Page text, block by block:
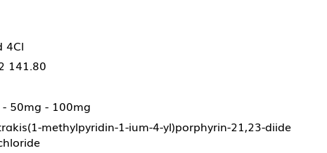
4Cl
141.80
50mg - 100mg
methylpyridin-1-ium-4-yl)porphyrin-21,23-diide